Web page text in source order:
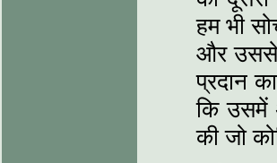
हम भी
और उससे
प्रदान
कि उसमें
की जो